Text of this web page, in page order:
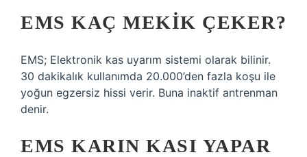
EMS KAÇ MEKIK ÇEKER?
EMS; Elektronik kas uyarım sistemi olarak bilinir.
30 dakikalık kullanımda 20.000’den fazla koşu ile
yoğun egzersiz hissi verir. Buna inaktif antrenman
denir.
EMS KARIN KASI YAPAR